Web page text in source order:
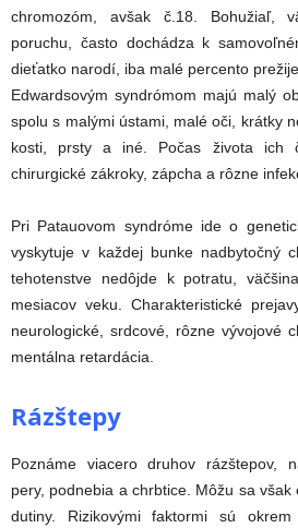
chromozóm, avšak č.18. Bohužiaľ,
poruchu, často dochádza k
dieťatko narodí, iba malé percento
Edwardsovým syndrómom majú malý
spolu s malými ústami, malé oči, krátky
kosti, prsty a iné. Počas života ich
chirurgické zákroky, zápcha a rôzne
Pri Patauovom syndróme ide o
vyskytuje v každej bunke nadbytočný
tehotenstve nedôjde k potratu,
mesiacov veku. Charakteristické
neurologické, srdcové, rôzne vývojové
mentálna retardácia.
Rázštepy
Poznáme viacero druhov rázštepov,
pery, podnebia a chrbtice. Môžu sa
dutiny. Rizikovými faktormi sú okrem